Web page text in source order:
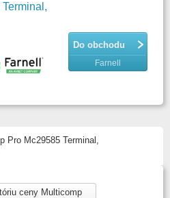
Do obchodu
Farnell
Pro Mc29585 Terminal,
ceny Multicomp